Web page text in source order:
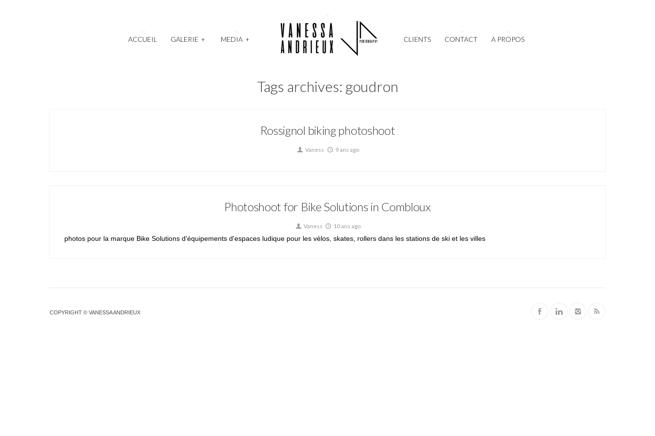
ACCUEIL GALERIE + MEDIA + CLIENTS CONTACT A PROPOS
Tags archives: goudron
Rossignol biking photoshoot
Vaness 9 ans ago
Photoshoot for Bike Solutions in Combloux
Vaness 10 ans ago
photos pour la marque Bike Solutions d'équipements d'espaces ludique pour les vélos, skates, rollers dans les stations de ski et les villes
COPYRIGHT © VANESSA ANDRIEUX